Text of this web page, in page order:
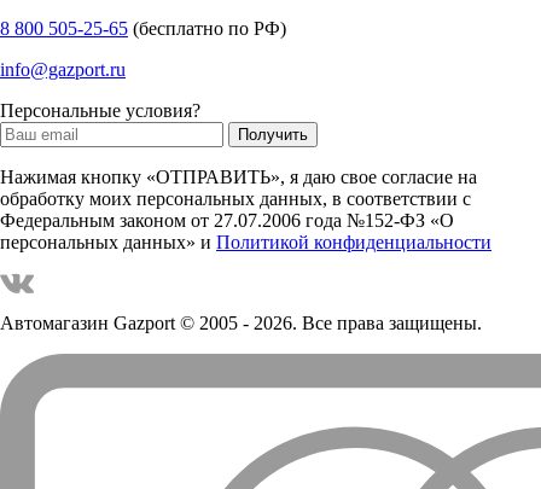
8 800 505-25-65 (бесплатно по РФ)
info@gazport.ru
Персональные условия?
Нажимая кнопку «ОТПРАВИТЬ», я даю свое согласие на
обработку моих персональных данных, в соответствии с
Федеральным законом от 27.07.2006 года №152-ФЗ «О
персональных данных» и Политикой конфиденциальности
Автомагазин Gazport© 2005 - 2026. Все права защищены.